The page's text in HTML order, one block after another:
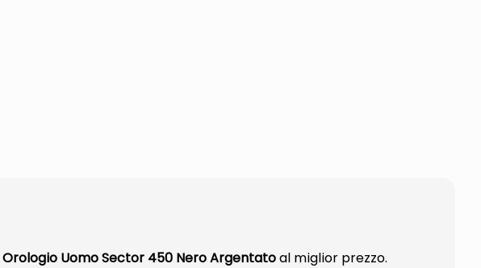
Orologio Uomo Sector 450 Nero Argentatoal miglior prezzo.